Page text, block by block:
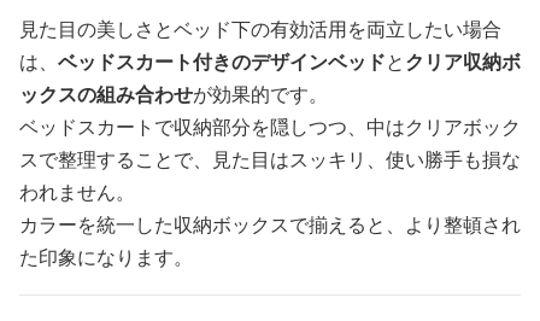
見た目の美しさとベッド下の有効活用を両立したい場合
は、 ベッドスカート付きのデザインベッドとクリア収納ボ
ックスの組み合わせが効果的です。
ベッドスカートで収納部分を隠しつつ、中はクリアボック
スで整理することで、見た目はスッキリ、使い勝手も損な
われません。
カラーを統一した収納ボックスで揃えると、より整頓され
た印象になります。